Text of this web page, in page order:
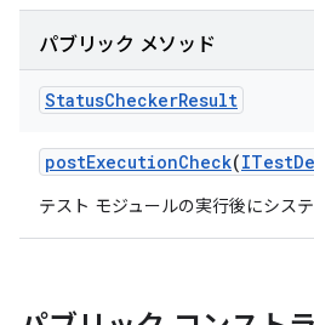
パブリック メソッド
StatusCheckerResult
postExecutionCheck(ITest
テスト モジュールの実行後にシス